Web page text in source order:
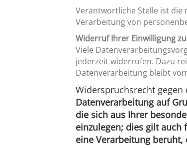
Verantwortliche Stelle ist die
Verarbeitung von
Widerruf Ihrer Einwilligung
Viele
jederzeit widerrufen. Dazu
Datenverarbeitung bleibt
Widerspruchsrecht gegen
Datenverarbeitung auf
die sich aus Ihrer
einzulegen; dies gilt auch
eine Verarbeitung beruht,